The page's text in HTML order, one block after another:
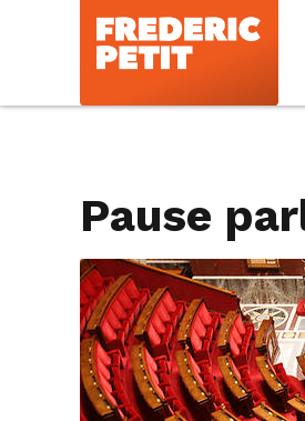
Pause